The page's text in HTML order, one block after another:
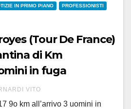
IN PRIMO PIANO PROFESSIONISTI
(Tour De France)
di Km
in fuga
VITO
9o km all’arrivo 3 uomini in